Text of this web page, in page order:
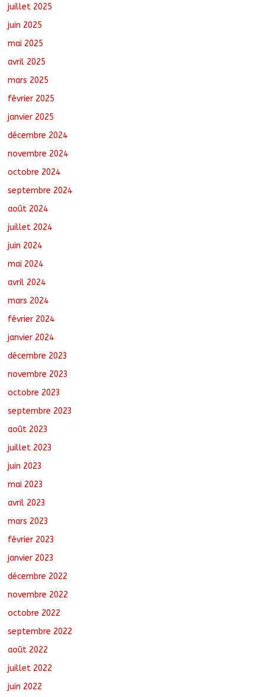
juillet 2025
juin 2025
mai 2025
avril 2025
mars 2025
février 2025
janvier 2025
décembre 2024
novembre 2024
octobre 2024
septembre 2024
août 2024
juillet 2024
juin 2024
mai 2024
avril 2024
mars 2024
février 2024
janvier 2024
décembre 2023
novembre 2023
octobre 2023
septembre 2023
août 2023
juillet 2023
juin 2023
mai 2023
avril 2023
mars 2023
février 2023
janvier 2023
décembre 2022
novembre 2022
octobre 2022
septembre 2022
août 2022
juillet 2022
juin 2022